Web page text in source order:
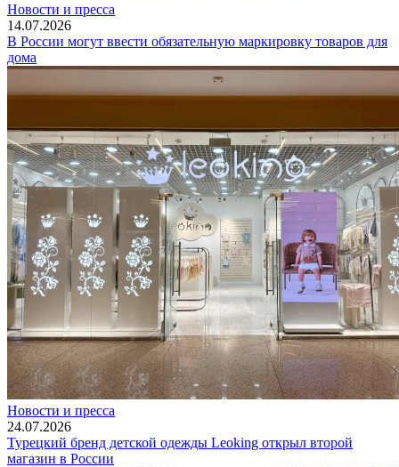
Новости и пресса
14.07.2026
В России могут ввести обязательную маркировку товаров для
дома
Новости и пресса
24.07.2026
Турецкий бренд детской одежды Leoking открыл второй
магазин в России